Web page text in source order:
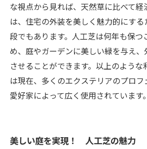
な視点から見れば、天然草に比べて経
は、住宅の外装を美しく魅力的にす
段でもあります。人工芝は何年も保つ
め、庭やガーデンに美しい緑を与え
させることができます。以上のよう
は現在、多くのエクステリアのプロ
愛好家によって広く使用されています。
美しい庭を実現！ 人工芝の魅力